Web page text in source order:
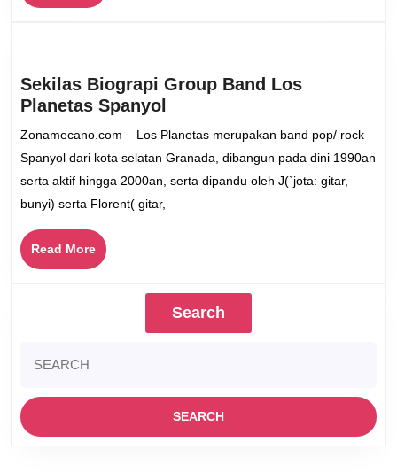
More
Sekilas Biograpi Group Band Los
Planetas Spanyol
Biograpi
Band
Los
Zonamecano.com – Los Planetas merupakan band pop/ rock
Spanyol dari kota selatan Granada, dibangun pada dini 1990an
serta aktif hingga 2000an, serta dipandu oleh J(`jota: gitar,
bunyi) serta Florent( gitar,
Read MoreRead
More
Search
for: